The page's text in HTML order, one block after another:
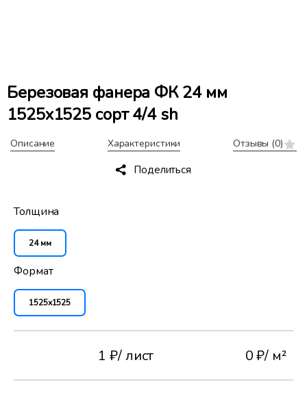
Березовая фанера ФК 24 мм
1525x1525 сорт 4/4 sh
Описание Характеристики Отзывы (0)
Поделиться
Толщина
24 мм
Формат
1525x1525
1 ₽/ лист 0 ₽/ м²